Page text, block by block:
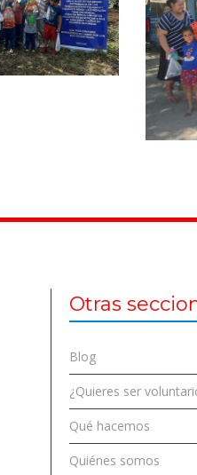
Otras
Blog
¿Quieres ser
Qué hacemos
Quiénes somos